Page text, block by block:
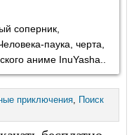
соперник,
паука, черта,
аниме InuYasha..
приключения, Поиск